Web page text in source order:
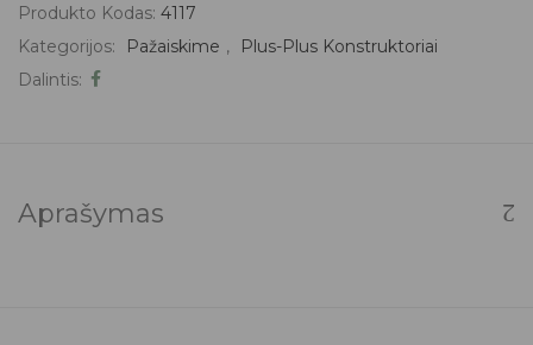
Produkto Kodas: 4117
Kategorijos:
Pažaiskime ,
Plus-Plus Konstruktoriai
Dalintis:
Aprašymas